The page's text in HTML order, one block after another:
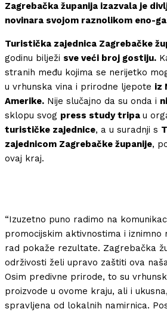
Zagrebačka županija izazvala je
novinara svojom raznolikom eno-
Turistička zajednica Zagrebačke
godinu bilježi sve veći broj gostiju.
stranih među kojima se nerijetko
u vrhunska vina i prirodne ljepote iz
Amerike. Nije slučajno da su onda i
sklopu svog press study tripa u
turističke zajednice, a u suradnji s
zajednicom Zagrebačke županije,
ovaj kraj.
“Izuzetno puno radimo na
promocijskim aktivnostima i iznimno
rad pokaže rezultate. Zagrebačka
održivosti želi upravo zaštiti ova
Osim predivne prirode, to su
proizvode u ovome kraju, ali i
spravljena od lokalnih namirnica.